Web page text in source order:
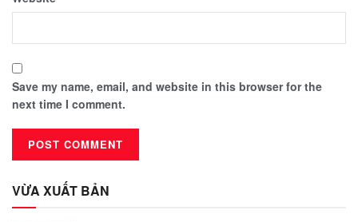
Save my name, email, and website in this browser for the
next time I comment.
VỪA XUẤT BẢN